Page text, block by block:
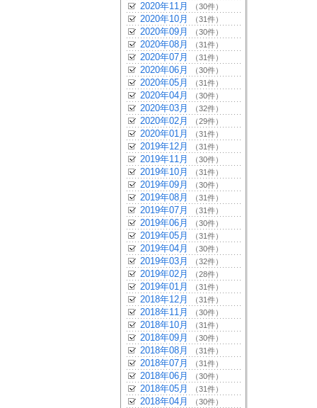
2020年11月 （30件）
2020年10月 （31件）
2020年09月 （30件）
2020年08月 （31件）
2020年07月 （31件）
2020年06月 （30件）
2020年05月 （31件）
2020年04月 （30件）
2020年03月 （32件）
2020年02月 （29件）
2020年01月 （31件）
2019年12月 （31件）
2019年11月 （30件）
2019年10月 （31件）
2019年09月 （30件）
2019年08月 （31件）
2019年07月 （31件）
2019年06月 （30件）
2019年05月 （31件）
2019年04月 （30件）
2019年03月 （32件）
2019年02月 （28件）
2019年01月 （31件）
2018年12月 （31件）
2018年11月 （30件）
2018年10月 （31件）
2018年09月 （30件）
2018年08月 （31件）
2018年07月 （31件）
2018年06月 （30件）
2018年05月 （31件）
2018年04月 （30件）